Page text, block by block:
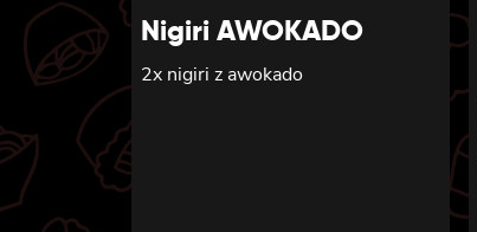
Nigiri AWOKADO
2x nigiri z awokado